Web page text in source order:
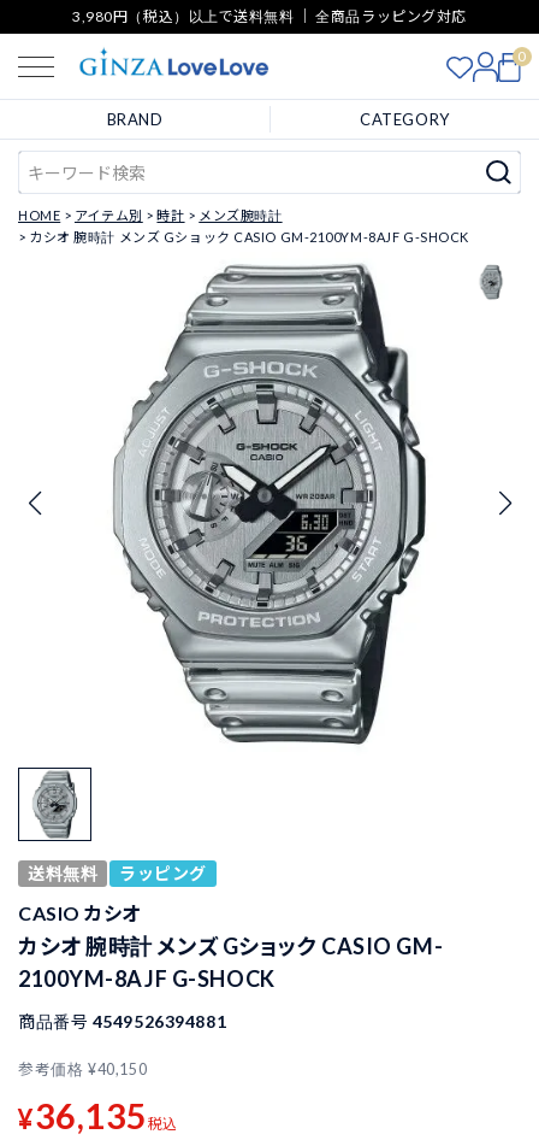
3,980円（税込）以上で送料無料 ｜ 全商品ラッピング対応
0
BRAND CATEGORY
HOME アイテム別 時計
メンズ腕時計
カシオ 腕時計 メンズ Gショック CASIO GM-2100YM-8AJF G-SHOCK
送料無料 ラッピング
CASIO カシオ
カシオ 腕時計 メンズ Gショック CASIO GM-
2100YM-8AJF G-SHOCK
商品番号 4549526394881
参考価格 ¥40,150
¥36,135 税込